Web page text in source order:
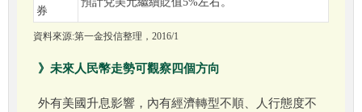
券
資料來源:第一金投信整理，2016/1
》未來人民幣走勢可觀察四個方向
外有美國升息影響，內有經濟轉型不順、人行態度不